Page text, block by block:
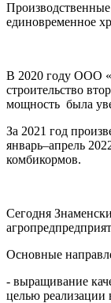
единовременное
В 2020 году ООО
строительство
мощность была
За 2021 год
январь–апрель
комбикормов.
Сегодня
Основные
- выращивание
целью реализации